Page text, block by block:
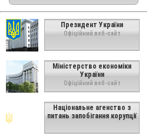
Президент України
Офіційний веб-сайт
Міністерство економіки
України
Офіційний веб-сайт
Національне агенство з
питань запобігання корупції